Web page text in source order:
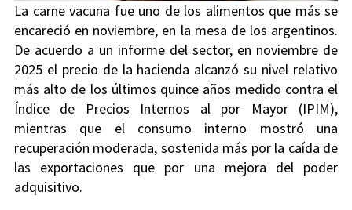
La carne vacuna fue uno de los alimentos que más se
encareció en noviembre, en la mesa de los argentinos.
De acuerdo a un informe del sector, en noviembre de
2025 el precio de la hacienda alcanzó su nivel relativo
más alto de los últimos quince años medido contra el
Índice de Precios Internos al por Mayor (IPIM),
mientras que el consumo interno mostró una
recuperación moderada, sostenida más por la caída de
las exportaciones que por una mejora del poder
adquisitivo.